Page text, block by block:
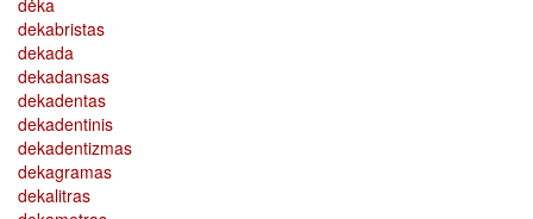
dekabristas
dekada
dekadansas
dekadentas
dekadentinis
dekadentizmas
dekagramas
dekalitras